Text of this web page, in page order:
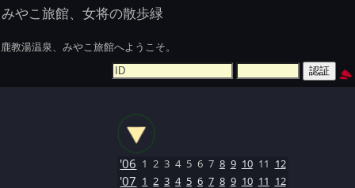
みやこ旅館、女将の散歩緑
鹿教湯温泉、みやこ旅館へようこそ。
'06 1 2 3 4 5 6 7 8 9 10 11 12
'07 1 2 3 4 5 6 7 8 9 10 11 12